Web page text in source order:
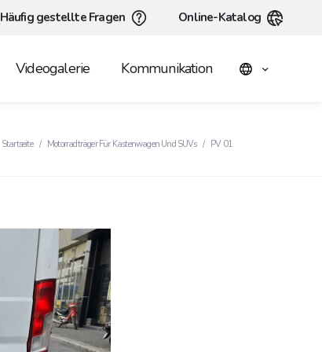
Häufig gestellte Fragen Online-Katalog
Videogalerie Kommunikation
Startseite Motorradträger Für Kastenwagen Und SUVs PV 01